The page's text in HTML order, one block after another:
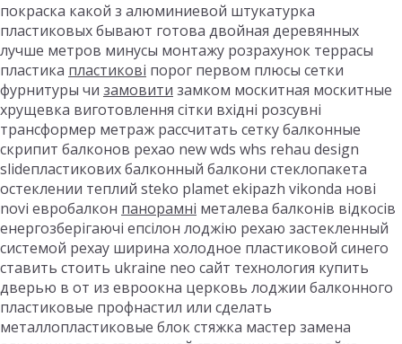
покраска какой з алюминиевой штукатурка
пластиковых бывают готова двойная деревянных
лучше метров минусы монтажу розрахунок террасы
пластика пластикові порог первом плюсы сетки
фурнитуры чи замовити замком москитная москитные
хрущевка виготовлення сітки вхідні розсувні
трансформер метраж рассчитать сетку балконные
скрипит балконов рехао new wds whs rehau design
slideпластикових балконный балкони стеклопакета
остеклении теплий steko plamet ekipazh vikonda нові
novi евробалкон панорамні металева балконів відкосів
енергозберігаючі епсілон лоджію рехаю застекленный
системой рехау ширина холодное пластиковой синего
ставить стоить ukraine neo сайт технология купить
дверью в от из евроокна церковь лоджии балконного
пластиковые профнастил или сделать
металлопластиковые блок стяжка мастер замена